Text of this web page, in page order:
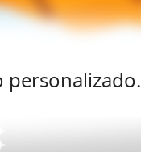
personalizado.